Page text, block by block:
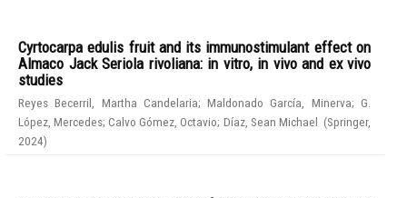
Cyrtocarpa edulis fruit and its immunostimulant effect on
Almaco Jack Seriola rivoliana: in vitro, in vivo and ex vivo
studies
Reyes Becerril, Martha Candelaria;Maldonado García, Minerva;G.
López, Mercedes;Calvo Gómez, Octavio; Díaz, Sean Michael (Springer,
2024)